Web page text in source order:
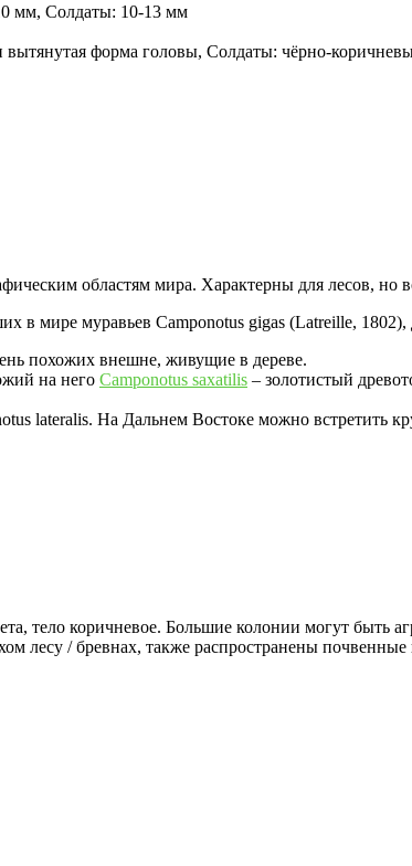
мм, Солдаты: 10-13 мм
форма головы, Солдаты: чёрно-
областям мира. Характерны для лесов, но
в мире муравьев Camponotus gigas (Latreille,
похожих внешне, живущие в дереве.
на него Camponotus saxatilis – золотистый
lateralis. На Дальнем Востоке можно встретить
тело коричневое. Большие колонии могут быть
лесу / бревнах, также распространены почвенные